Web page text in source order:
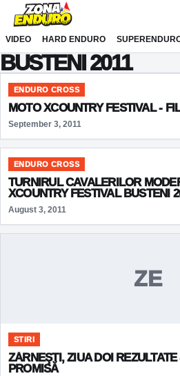
Sari la conținut
VIDEO HARD ENDURO
BUSTENI 2011
ENDURO CROSS
MOTO XCOUNTRY FESTIVAL -
September 3, 2011
ENDURO CROSS
TURNIRUL CAVALERILOR
XCOUNTRY FESTIVAL BUSTENI
August 3, 2011
ZE
STIRI
ZĂRNEŞTI, ZIUA DOI
PROMISĂ